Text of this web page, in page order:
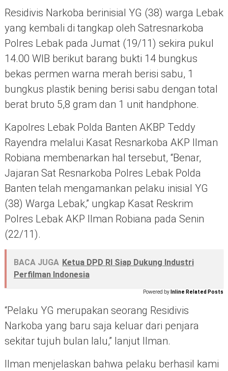
Residivis Narkoba berinisial YG (38) warga Lebak
yang kembali di tangkap oleh Satresnarkoba
Polres Lebak pada Jumat (19/11) sekira pukul
14.00 WIB berikut barang bukti 14 bungkus
bekas permen warna merah berisi sabu, 1
bungkus plastik bening berisi sabu dengan total
berat bruto 5,8 gram dan 1 unit handphone.
Kapolres Lebak Polda Banten AKBP Teddy
Rayendra melalui Kasat Resnarkoba AKP Ilman
Robiana membenarkan hal tersebut, “Benar,
Jajaran Sat Resnarkoba Polres Lebak Polda
Banten telah mengamankan pelaku inisial YG
(38) Warga Lebak,” ungkap Kasat Reskrim
Polres Lebak AKP Ilman Robiana pada Senin
(22/11).
BACA JUGA Ketua DPD RI Siap Dukung Industri
Perfilman Indonesia
Powered by Inline Related Posts
“Pelaku YG merupakan seorang Residivis
Narkoba yang baru saja keluar dari penjara
sekitar tujuh bulan lalu,” lanjut Ilman.
Ilman menjelaskan bahwa pelaku berhasil kami